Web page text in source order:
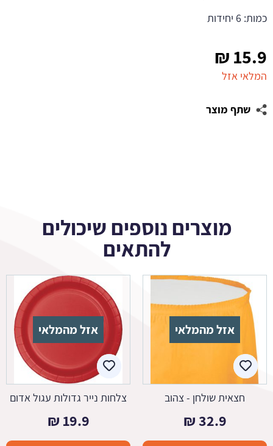
15.9
₪
המלאי אזל
שתף מוצר
כמות: 6 יחידות
מוצרים נוספים שיכולים
להתאים
אזל מהמלאי
חצאית שולחן - צהוב
32.9
₪
אזל מהמלאי
צלחות נייר גדולות עגול אדום
19.9
₪